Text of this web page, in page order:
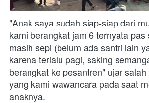
"Anak saya sudah siap-siap dari
kami berangkat jam 6 ternyata pas
masih sepi (belum ada santri lain
karena terlalu pagi, saking
berangkat ke pesantren" ujar
yang kami wawancara pada saat
anaknya.